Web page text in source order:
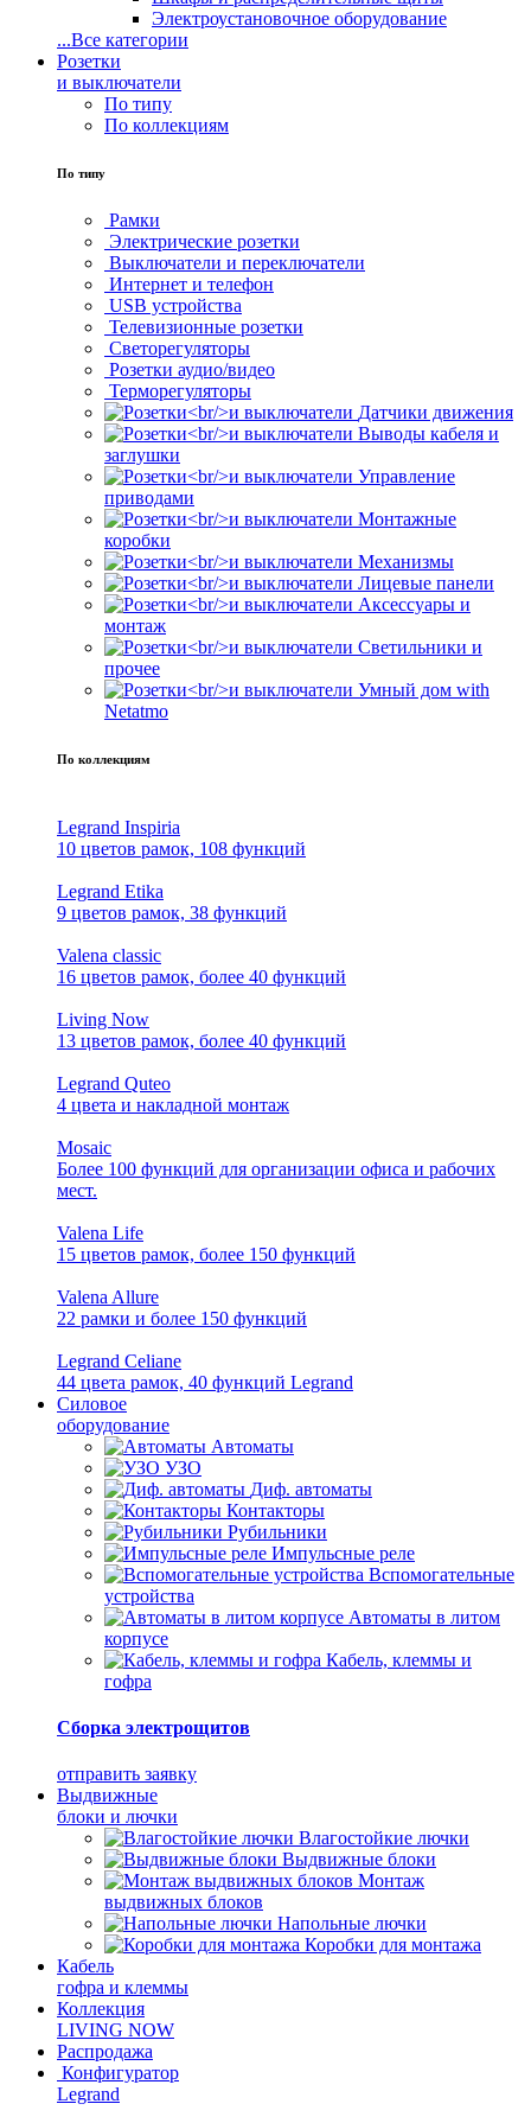
Электроустановочное оборудование
...Все категории
Розетки
и выключатели
По типу
По коллекциям
По типу
Рамки
Электрические розетки
Выключатели и переключатели
Интернет и телефон
USB устройства
Телевизионные розетки
Светорегуляторы
Розетки аудио/видео
Терморегуляторы
Датчики движения
Выводы кабеля и
заглушки
Управление
приводами
Монтажные
коробки
Механизмы
Лицевые панели
Аксессуары и
монтаж
Светильники и
прочее
Умный дом with
Netatmo
По коллекциям
Legrand Inspiria
10 цветов рамок, 108 функций
Legrand Etika
9 цветов рамок, 38 функций
Valena classic
16 цветов рамок, более 40 функций
Living Now
13 цветов рамок, более 40 функций
Legrand Quteo
4 цвета и накладной монтаж
Mosaic
Более 100 функций для организации офиса и рабочих
мест.
Valena Life
15 цветов рамок, более 150 функций
Valena Allure
22 рамки и более 150 функций
Legrand Celiane
44 цвета рамок, 40 функций Legrand
Силовое
оборудование
Автоматы
УЗО
Диф. автоматы
Контакторы
Рубильники
Импульсные реле
Вспомогательные
устройства
Автоматы в литом
корпусе
Кабель, клеммы и
гофра
Сборка электрощитов
отправить заявку
Выдвижные
блоки и лючки
Влагостойкие лючки
Выдвижные блоки
Монтаж
выдвижных блоков
Напольные лючки
Коробки для монтажа
Кабель
гофра и клеммы
Коллекция
LIVING NOW
Распродажа
Конфигуратор
Legrand